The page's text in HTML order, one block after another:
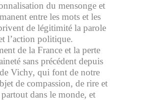
du mensonge et
entre les mots et les
de légitimité la parole
l’action politique.
de la France et la perte
sans précédent depuis
Vichy, qui font de notre
de compassion, de rire et
dans le monde, et